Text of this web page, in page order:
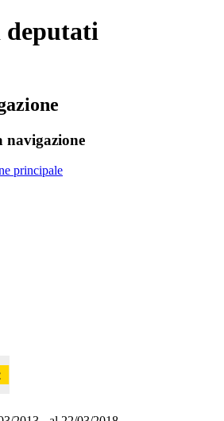
deputati
navigazione
principale